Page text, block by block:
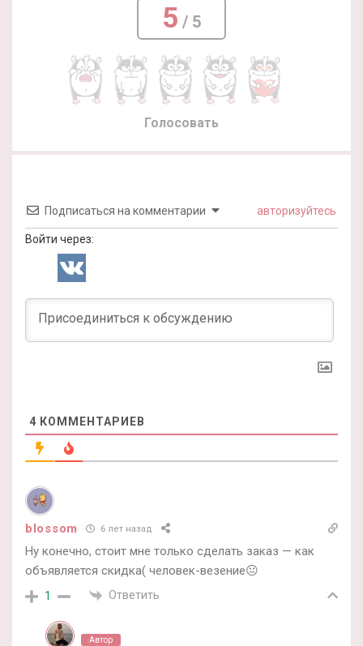
5 / 5
Голосовать
Подписаться на комментарии авторизуйтесь
Войти через:
4 КОММЕНТАРИЕВ
blossom 6 лет назад
Ну конечно, стоит мне только сделать заказ — как
объявляется скидка( человек-везение😐
1 Ответить
Автор